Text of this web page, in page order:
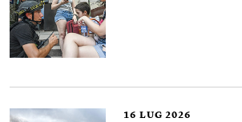
16 LUG 2026